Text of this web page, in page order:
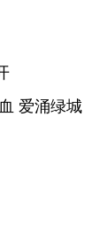
爱涌绿城